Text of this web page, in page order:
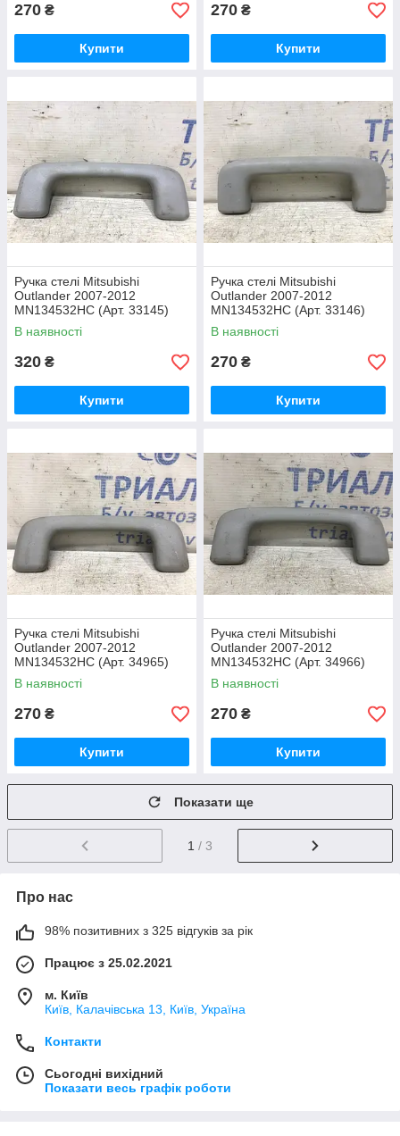
270 ₴
Купити
270 ₴
Купити
Ручка стелі Mitsubishi
Outlander 2007-2012
MN134532HC (Арт. 33145)
В наявності
320 ₴
Купити
Ручка стелі Mitsubishi
Outlander 2007-2012
MN134532HC (Арт. 33146)
В наявності
270 ₴
Купити
Ручка стелі Mitsubishi
Outlander 2007-2012
MN134532HC (Арт. 34965)
В наявності
270 ₴
Купити
Ручка стелі Mitsubishi
Outlander 2007-2012
MN134532HC (Арт. 34966)
В наявності
270 ₴
Купити
Показати ще
1 / 3
Про нас
98% позитивних з 325 відгуків за рік
Працює з 25.02.2021
м. Київ
Київ, Калачівська 13, Київ, Україна
Контакти
Сьогодні вихідний
Показати весь графік роботи